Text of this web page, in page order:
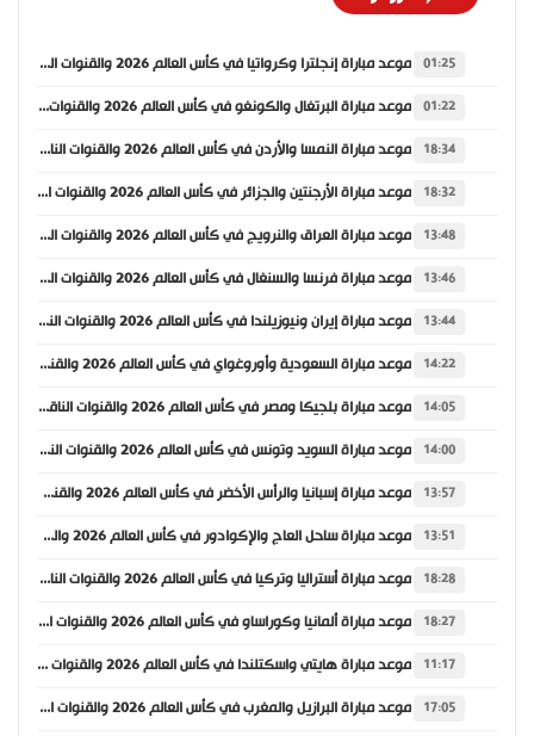
01:25 موعد مباراة إنجلترا وكرواتيا في كأس العالم 2026 والقنوات الناقلة
01:22 موعد مباراة البرتغال والكونغو في كأس العالم 2026 والقنوات الناقلة
18:34 موعد مباراة النمسا والأردن في كأس العالم 2026 والقنوات الناقلة
18:32 موعد مباراة الأرجنتين والجزائر في كأس العالم 2026 والقنوات الناقلة
13:48 موعد مباراة العراق والنرويج في كأس العالم 2026 والقنوات الناقلة
13:46 موعد مباراة فرنسا والسنغال في كأس العالم 2026 والقنوات الناقلة
13:44 موعد مباراة إيران ونيوزيلندا في كأس العالم 2026 والقنوات الناقلة
14:22 موعد مباراة السعودية وأوروغواي في كأس العالم 2026 والقنوات الناقلة
14:05 موعد مباراة بلجيكا ومصر في كأس العالم 2026 والقنوات الناقلة
14:00 موعد مباراة السويد وتونس في كأس العالم 2026 والقنوات الناقلة
13:57 موعد مباراة إسبانيا والرأس الأخضر في كأس العالم 2026 والقنوات الناقلة
13:51 موعد مباراة ساحل العاج والإكوادور في كأس العالم 2026 والقنوات الناقلة
18:28 موعد مباراة أستراليا وتركيا في كأس العالم 2026 والقنوات الناقلة
18:27 موعد مباراة ألمانيا وكوراساو في كأس العالم 2026 والقنوات الناقلة
11:17 موعد مباراة هايتي واسكتلندا في كأس العالم 2026 والقنوات الناقلة
17:05 موعد مباراة البرازيل والمغرب في كأس العالم 2026 والقنوات الناقلة